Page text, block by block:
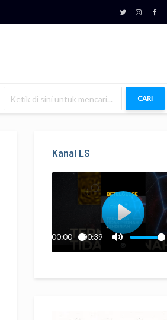
CARI
Kanal LS